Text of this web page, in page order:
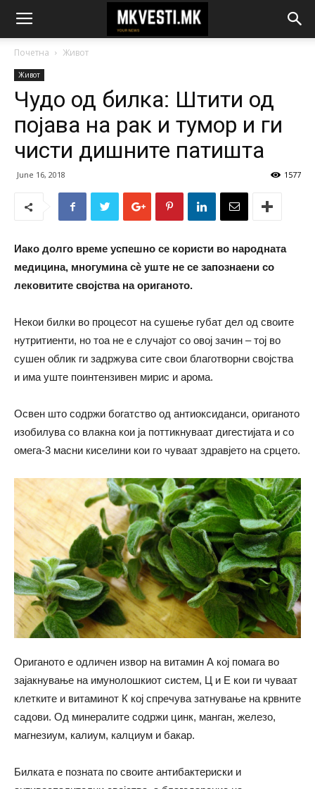
Почетна Живот
Живот
Чудо од билка: Штити од
појава на рак и тумор и ги
чисти дишните патишта
June 16, 2018 1577
Иако долго време успешно се користи во народната
медицина, многумина сè уште не се запознаени со
лековитите својства на ориганото.
Некои билки во процесот на сушење губат дел од своите
нутритиенти, но тоа не е случајот со овој зачин – тој во
сушен облик ги задржува сите свои благотворни својства
и има уште поинтензивен мирис и арома.
Освен што содржи богатство од антиоксиданси, ориганото
изобилува со влакна кои ја поттикнуваат дигестијата и со
омега-3 масни киселини кои го чуваат здравјето на срцето.
Ориганото е одличен извор на витамин А кој помага во
зајакнување на имунолошкиот систем, Ц и Е кои ги чуваат
клетките и витаминот К кој спречува затнување на крвните
садови. Од минералите содржи цинк, манган, железо,
магнезиум, калиум, калциум и бакар.
Билката е позната по своите антибактериски и